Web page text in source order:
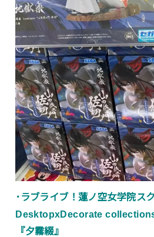
･ラブライブ！蓮ノ空女学院ス
DesktopxDecorate
『夕霧綴』